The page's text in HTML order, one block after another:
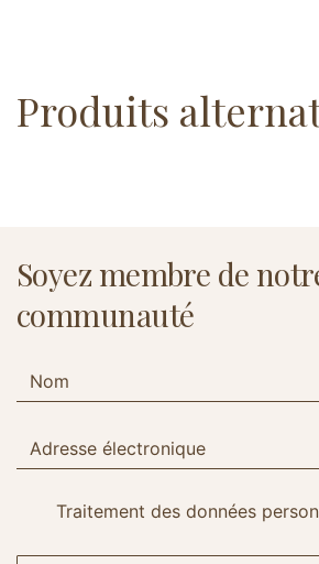
Produits
Soyez membre de
communauté
Traitement des données